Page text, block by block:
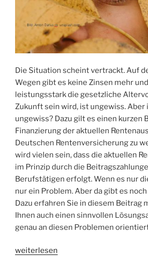
Die Situation scheint vertrackt. Auf
Wegen gibt es keine Zinsen mehr
leistungsstark die gesetzliche
Zukunft sein wird, ist ungewiss. Aber
ungewiss? Dazu gilt es einen kurzen
Finanzierung der aktuellen
Deutschen Rentenversicherung zu
wird vielen sein, dass die aktuellen
im Prinzip durch die
Berufstätigen erfolgt. Wenn es nur
nur ein Problem. Aber da gibt es
Dazu erfahren Sie in diesem Beitrag
Ihnen auch einen sinnvollen
genau an diesen Problemen
„Ein
weiterlesen